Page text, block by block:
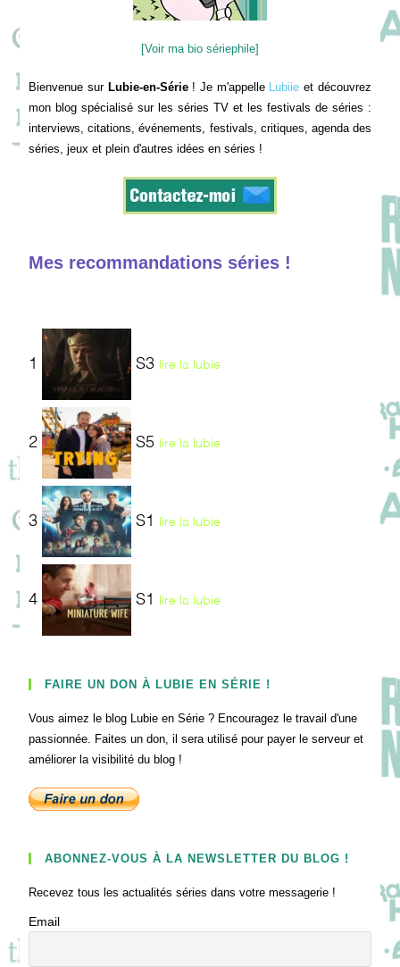
[Voir ma bio sériephile]
Bienvenue sur Lubie-en-Série! Je m'appelle Lubiie et découvrez
mon blog spécialisé sur les séries TV et les festivals de séries :
interviews, citations, événements, festivals, critiques, agenda des
séries, jeux et plein d'autres idées en séries !
Mes recommandations séries !
1 S3 lire la lubie
2 S5 lire la lubie
3 S1 lire la lubie
4 S1 lire la lubie
FAIRE UN DON À LUBIE EN SÉRIE !
Vous aimez le blog Lubie en Série ? Encouragez le travail d'une
passionnée. Faites un don, il sera utilisé pour payer le serveur et
améliorer la visibilité du blog !
ABONNEZ-VOUS À LA NEWSLETTER DU BLOG !
Recevez tous les actualités séries dans votre messagerie !
Email